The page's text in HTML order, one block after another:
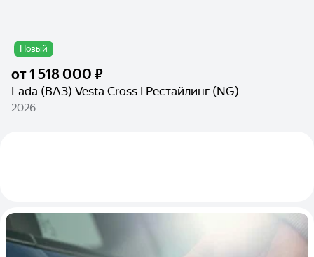
Новый
от1 518 000 ₽
Lada (ВАЗ) Vesta Cross I Рестайлинг (NG)
2026